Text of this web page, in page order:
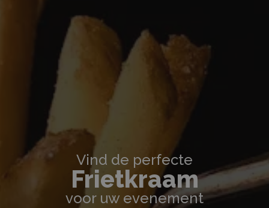
Vind de perfecte
Frietkraam
voor uw evenement